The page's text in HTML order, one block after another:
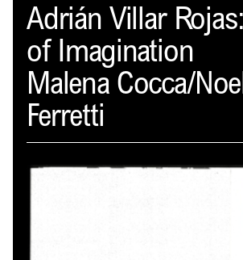
Spector
PROFIL
AKTUELLES
INDEX
WARENKORB (0
Adrián Villar
of Imagination
Malena Cocca/
Ferretti